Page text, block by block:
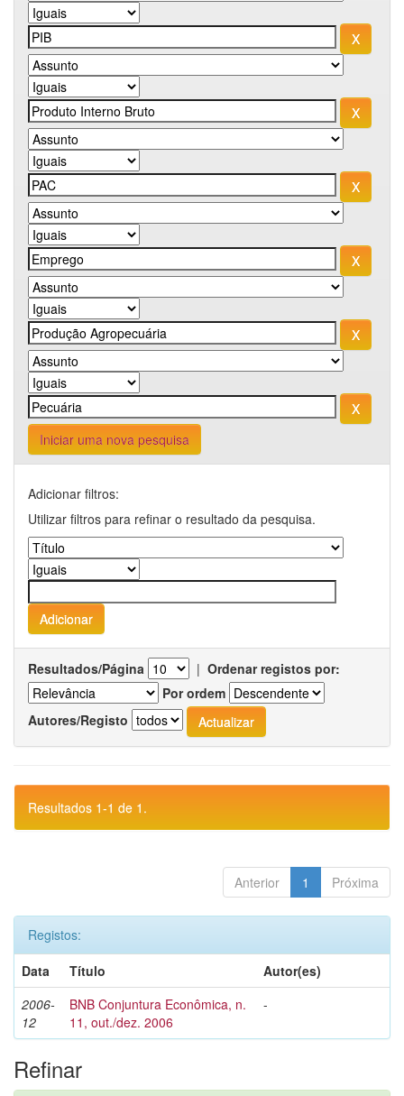
Iniciar uma nova pesquisa
Adicionar filtros:
Utilizar filtros para refinar o resultado da pesquisa.
Resultados/Página | Ordenar registos por:
Por ordem
Autores/Registo
Resultados 1-1 de 1.
Anterior 1 Próxima
Registos:
Data
Título
Autor(es)
2006-
12
BNB Conjuntura Econômica, n.
11, out./dez. 2006
-
Refinar